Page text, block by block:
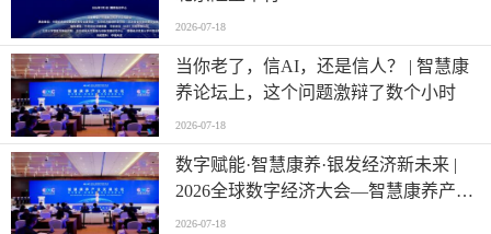
2026-07-18
当你老了，信AI，还是信人？ | 智慧康
养论坛上，这个问题激辩了数个小时
2026-07-18
数字赋能·智慧康养·银发经济新未来 |
2026全球数字经济大会—智慧康养产业
发展论坛在京举办
2026-07-18